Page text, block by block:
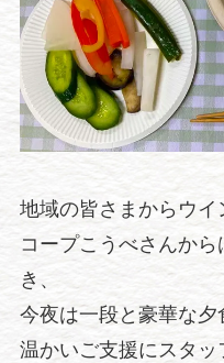
地域の皆さまからウイ
コープこうべさんか
き、
今夜は一段と豪華な夕
温かいご支援にスタ